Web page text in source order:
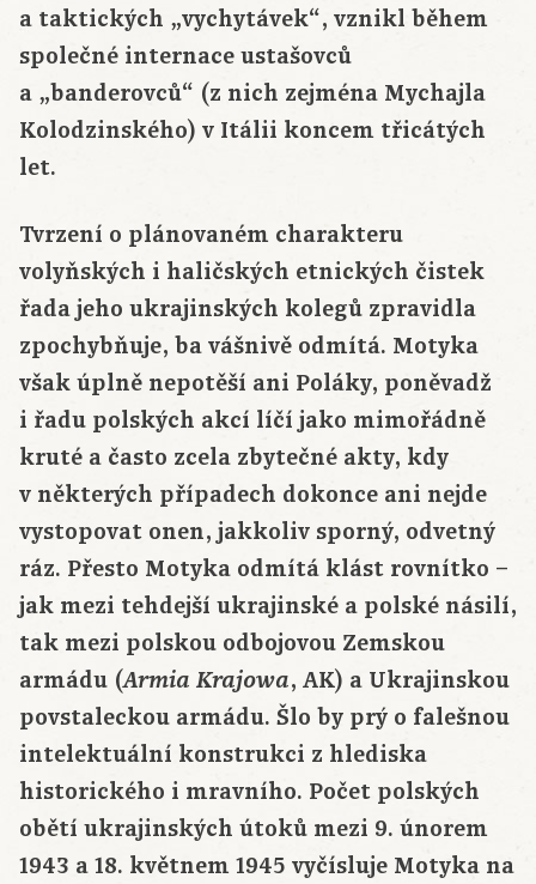
a taktických „vychytávek“, vznikl během
společné internace ustašovců
a „banderovců“ (z nich zejména Mychajla
Kolodzinského) v Itálii koncem třicátých
let.
Tvrzení o plánovaném charakteru
volyňských i haličských etnických čistek
řada jeho ukrajinských kolegů zpravidla
zpochybňuje, ba vášnivě odmítá. Motyka
však úplně nepotěší ani Poláky, poněvadž
i řadu polských akcí líčí jako mimořádně
kruté a často zcela zbytečné akty, kdy
v některých případech dokonce ani nejde
vystopovat onen, jakkoliv sporný, odvetný
ráz. Přesto Motyka odmítá klást rovnítko –
jak mezi tehdejší ukrajinské a polské násilí,
tak mezi polskou odbojovou Zemskou
armádu (Armia Krajowa, AK) a Ukrajinskou
povstaleckou armádu. Šlo by prý o falešnou
intelektuální konstrukci z hlediska
historického i mravního. Počet polských
obětí ukrajinských útoků mezi 9. únorem
1943 a 18. květnem 1945 vyčísluje Motyka na